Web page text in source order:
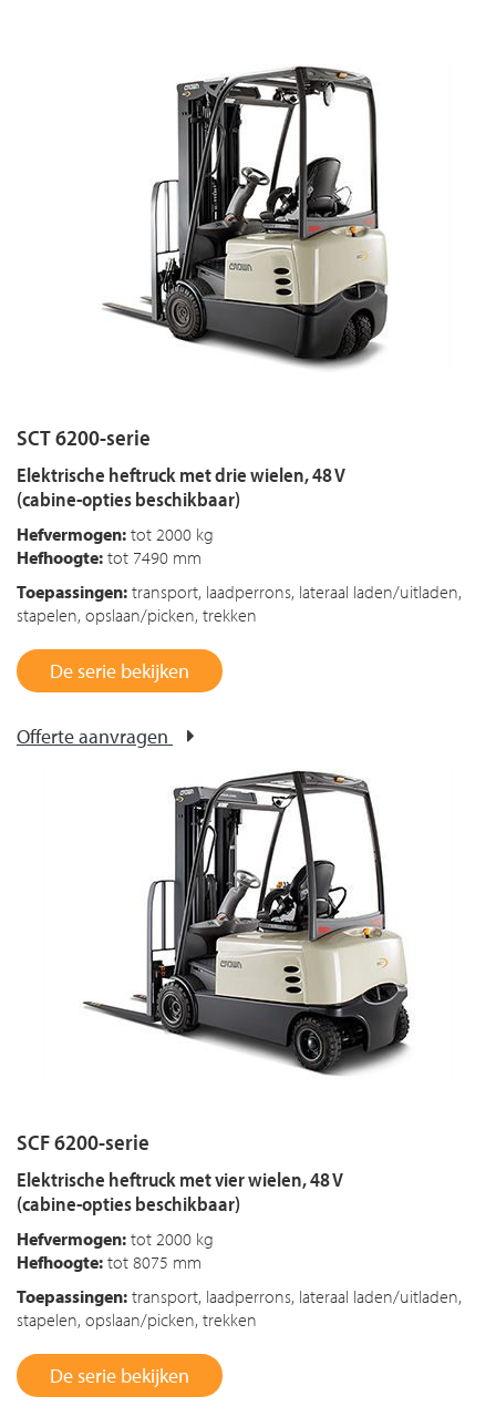
SCT 6200-serie
Elektrische heftruck met drie wielen, 48 V
(cabine-opties beschikbaar)
Hefvermogen: tot 2000 kg
Hefhoogte: tot 7490 mm
Toepassingen: transport, laadperrons, lateraal laden/uitladen,
stapelen, opslaan/picken, trekken
De serie bekijken
Offerte aanvragen
SCF 6200-serie
Elektrische heftruck met vier wielen, 48 V
(cabine-opties beschikbaar)
Hefvermogen: tot 2000 kg
Hefhoogte: tot 8075 mm
Toepassingen: transport, laadperrons, lateraal laden/uitladen,
stapelen, opslaan/picken, trekken
De serie bekijken